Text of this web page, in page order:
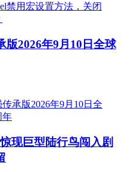
版2026年9月10日全球
现巨型陆行鸟闯入剧